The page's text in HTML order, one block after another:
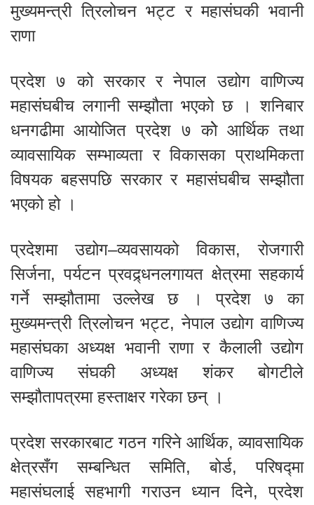
मुख्यमन्त्री त्रिलोचन भट्ट र महासंघकी भवानी
राणा
प्रदेश ७ को सरकार र नेपाल उद्योग वाणिज्य
महासंघबीच लगानी सम्झौता भएको छ । शनिबार
धनगढीमा आयोजित प्रदेश ७ कोे आर्थिक तथा
व्यावसायिक सम्भाव्यता र विकासका प्राथमिकता
विषयक बहसपछि सरकार र महासंघबीच सम्झौता
भएको हो ।
प्रदेशमा उद्योग–व्यवसायको विकास, रोजगारी
सिर्जना, पर्यटन प्रवद्र्धनलगायत क्षेत्रमा सहकार्य
गर्ने सम्झौतामा उल्लेख छ । प्रदेश ७ का
मुख्यमन्त्री त्रिलोचन भट्ट, नेपाल उद्योग वाणिज्य
महासंघका अध्यक्ष भवानी राणा र कैलाली उद्योग
वाणिज्य संघकी अध्यक्ष शंकर बोगटीले
सम्झौतापत्रमा हस्ताक्षर गरेका छन् ।
प्रदेश सरकारबाट गठन गरिने आर्थिक, व्यावसायिक
क्षेत्रसँग सम्बन्धित समिति, बोर्ड, परिषद्मा
महासंघलाई सहभागी गराउन ध्यान दिने, प्रदेश